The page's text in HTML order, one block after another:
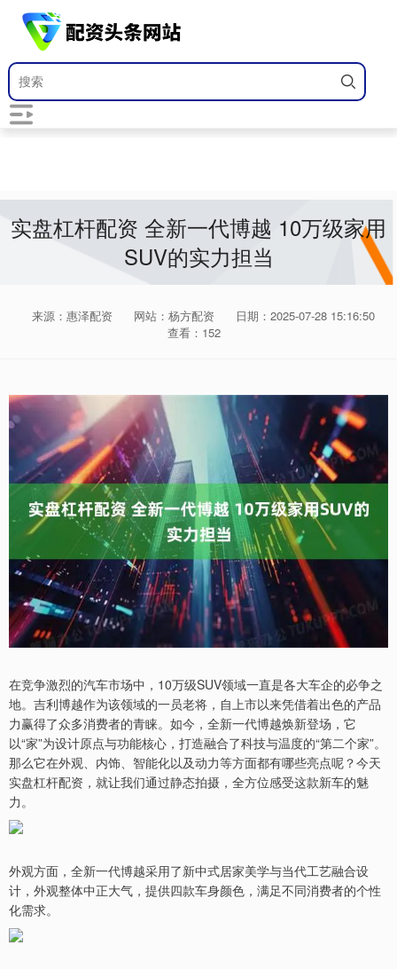
实盘杠杆配资 全新一代博越 10万级家用
SUV的实力担当
来源：惠泽配资 网站：杨方配资
日期：2025-07-28 15:16:50
查看：152
在竞争激烈的汽车市场中，10万级SUV领域一直是各大车企的必争之
地。吉利博越作为该领域的一员老将，自上市以来凭借着出色的产品
力赢得了众多消费者的青睐。如今，全新一代博越焕新登场，它
以“家”为设计原点与功能核心，打造融合了科技与温度的“第二个家”。
那么它在外观、内饰、智能化以及动力等方面都有哪些亮点呢？今天
实盘杠杆配资，就让我们通过静态拍摄，全方位感受这款新车的魅
力。
外观方面，全新一代博越采用了新中式居家美学与当代工艺融合设
计，外观整体中正大气，提供四款车身颜色，满足不同消费者的个性
化需求。